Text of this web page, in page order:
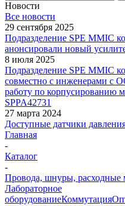
Новости
Все новости
29 сентября 2025
Подразделение SPE MMIC
анонсировали новый
8 июля 2025
Подразделение SPE MMIC
совместно с инженерами
работу по корпусированию
SPPA42731
27 марта 2024
Доступные датчики
Главная
-
Каталог
-
Провода, шнуры, расходные
Лабораторное
оборудованиеКоммутация